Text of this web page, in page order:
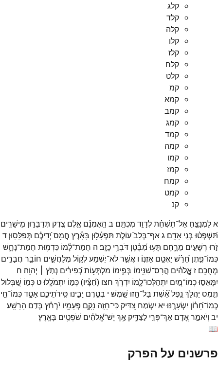
קלג
קלד
קלה
קלו
קלז
קלח
קלט
קמ
קמא
קמב
קמג
קמד
קמה
קמו
קמז
קמח
קמט
קנ
אלַמְנַצֵּ֥חַ אַל־תַּשְׁחֵ֗תלְדָוִ֥ד מִכְתָּֽם׃ ב הַֽאֻמְנָ֗ם אֵ֣לֶם צֶ֭דֶק תְּדַבֵּר֑וּן מֵישָׁרִ֥ים
תִּ֝שְׁפְּט֗וּ בְּנֵ֣י אָדָֽם׃ גאַף־בְּלֵב֮עוֹלֹ֪ת תִּפְעָ֫ל֥וּן בָּאָ֡רֶץ חֲמַ֥סיְ֝דֵיכֶ֗ם תְּפַלֵּֽסֽוּן׃ ד
זֹ֣רוּ רְשָׁעִ֣ים מֵרָ֑חֶם תָּע֥וּמִ֝בֶּ֗טֶן דֹּבְרֵ֥י כָזָֽב׃ ה חֲמַת־לָ֗מוֹ כִּדְמ֥וּת חֲמַת־נָחָ֑שׁ
כְּמוֹ־פֶ֥תֶן חֵ֝רֵ֗שׁ יַאְטֵ֥ם אָזְנֽוֹ׃ ו אֲשֶׁ֣רלֹא־יִ֭שְׁמַעלְק֣וֹל מְלַחֲשִׁ֑ים חוֹבֵ֖ר חֲבָרִ֣ים
מְחֻכָּֽם׃ זאֱ‍ֽלֹהִ֗ים הֲרָס־שִׁנֵּ֥ימוֹ בְּפִ֑ימוֹ מַלְתְּע֥וֹתכְּ֝פִירִ֗ים נְתֹ֣ץ ׀ יְהוָֽה׃ ח
יִמָּאֲס֣וּכְמוֹ־מַ֭יִם יִתְהַלְּכוּ־לָ֑מוֹ יִדְרֹ֥ךְ חצו (חִ֝צָּ֗יו)כְּמ֣וֹ יִתְמֹלָֽלוּ׃ט כְּמ֣וֹ שַׁ֭בְּלוּל
תֶּ֣מֶס יַהֲלֹ֑ךְ נֵ֥פֶלאֵ֝֗שֶׁת בַּל־חָ֥זוּ שָֽׁמֶשׁ׃ י בְּטֶ֤רֶם יָבִ֣ינוּ סִּֽירֹתֵיכֶ֣ם אָטָ֑דכְּמוֹ־חַ֥י
כְּמוֹ־חָ֝ר֗וֹן יִשְׂעָרֶֽנּוּ׃ יא יִשְׂמַ֣ח צַ֭דִּיק כִּי־חָזָ֣ה נָקָ֑ם פְּעָמָ֥יו יִ֝רְחַ֗ץ בְּדַ֣ם הָרָשָֽׁע׃
יב וְיֹאמַ֣ראָ֭דָם אַךְ־פְּרִ֣י לַצַּדִּ֑יק אַ֥ךְ יֵשׁ־אֱ֝לֹהִ֗ים שֹׁפְטִ֥ים בָּאָֽרֶץ׃
📖
פרשנים על הפרק